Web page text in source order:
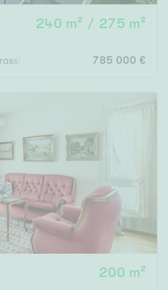
240 m² / 275 m²
+ autotalli 785 000 €
200 m²